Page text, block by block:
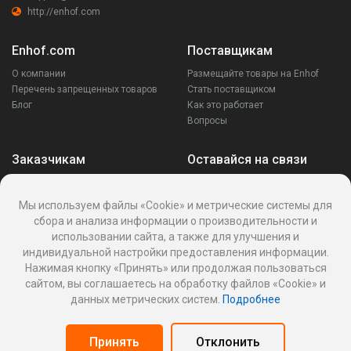
http://enhof.com
Enhof.com
О компании
Перечень запрещенных товаров
Блог
Поставщикам
Размещайте товары на Enhof
Стать поставщиком
Как это работает
Вопросы
Заказчикам
Ваши запросы
Написать поставщику
Написать в поддержку
Реквизиты
Оставайся на связи
Политика обработки персональных данных
Оферта пользования информационной платформой
Мы используем файлы «Cookie» и метрические системы для
сбора и анализа информации о производительности и
использовании сайта, а также для улучшения и
индивидуальной настройки предоставления информации.
Нажимая кнопку «Принять» или продолжая пользоваться
сайтом, вы соглашаетесь на обработку файлов «Cookie» и
данных метрических систем. Подробнее
Принять Отклонить